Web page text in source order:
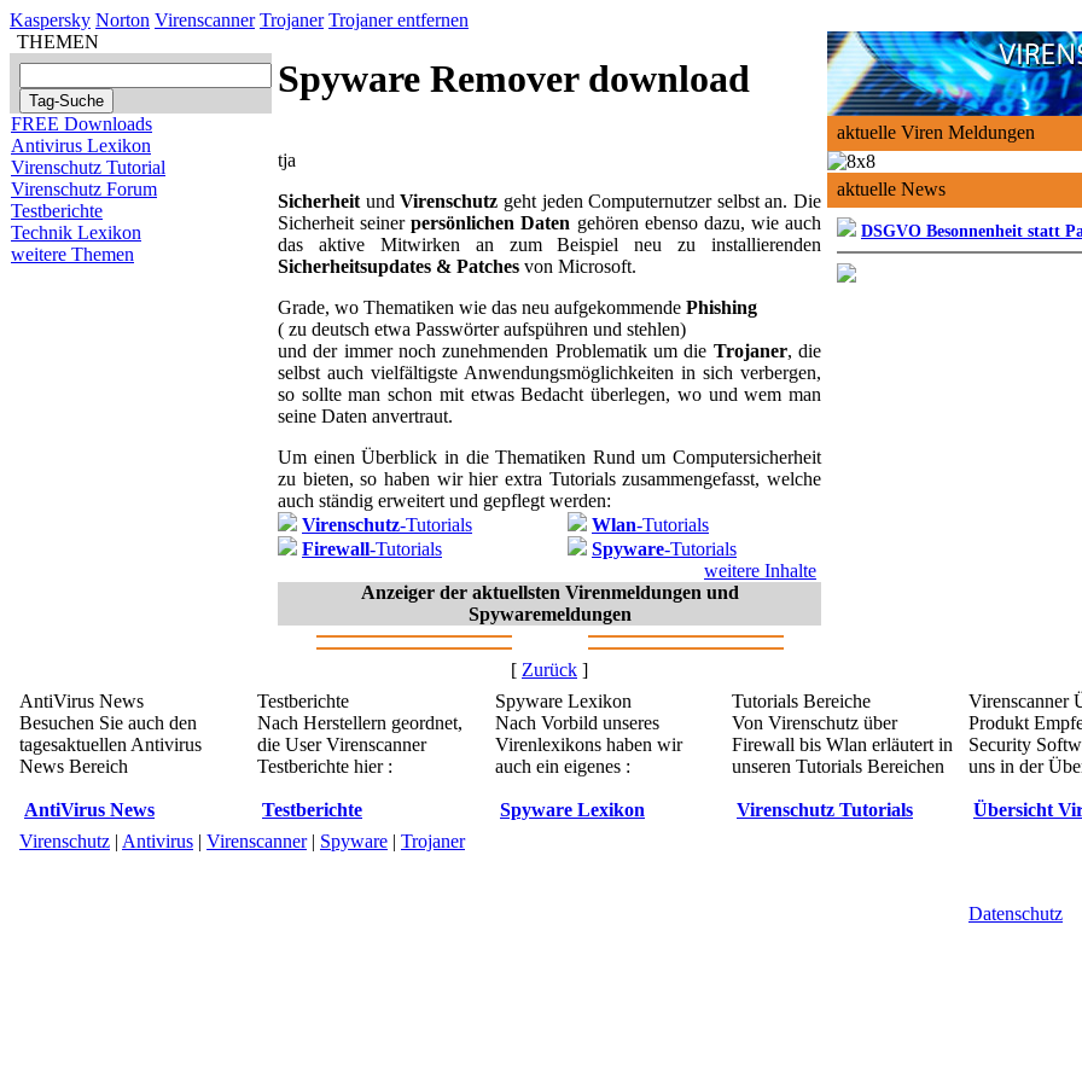
Kaspersky Norton Virenscanner Trojaner Trojaner entfernen
THEMEN
FREE Downloads
Antivirus Lexikon
Virenschutz Tutorial
Virenschutz Forum
Testberichte
Technik Lexikon
weitere Themen
Spyware Remover download
tja
Sicherheit undVirenschutz geht jeden Computernutzer selbst an. Die
Sicherheit seinerpersönlichen Daten gehören ebenso dazu, wie auch
das aktive Mitwirken an zum Beispiel neu zu installierenden
Sicherheitsupdates & Patches von Microsoft.
Grade, wo Thematiken wie das neu aufgekommende Phishing
( zu deutsch etwa Passwörter aufspühren und stehlen)
und der immer noch zunehmenden Problematik um die Trojaner, die
selbst auch vielfältigste Anwendungsmöglichkeiten in sich verbergen,
so sollte man schon mit etwas Bedacht überlegen, wo und wem man
seine Daten anvertraut.
Um einen Überblick in die Thematiken Rund um Computersicherheit
zu bieten, so haben wir hier extra Tutorials zusammengefasst, welche
auch ständig erweitert und gepflegt werden:
Virenschutz-Tutorials
Firewall-Tutorials
Wlan-Tutorials
Spyware-Tutorials
weitere Inhalte
Anzeiger der aktuellsten Virenmeldungen und
Spywaremeldungen
[ Zurück ]
aktuelle Viren Meldungen
aktuelle News
DSGVO Besonnenheit statt
AntiVirus News
Besuchen Sie auch den
tagesaktuellen Antivirus
News Bereich
AntiVirus News
Testberichte
Nach Herstellern geordnet,
die User Virenscanner
Testberichte hier :
Testberichte
Spyware Lexikon
Nach Vorbild unseres
Virenlexikons haben wir
auch ein eigenes :
Spyware Lexikon
Tutorials Bereiche
Von Virenschutz über
Firewall bis Wlan erläutert in
unseren Tutorials Bereichen
Virenschutz Tutorials
Virenscanner
Produkt
Security
uns in der
Übersicht
Virenschutz | Antivirus | Virenscanner| Spyware | Trojaner
Datenschutz